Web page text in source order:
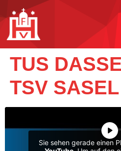
TUS
TSV SASEL
Sie sehen gerade einen